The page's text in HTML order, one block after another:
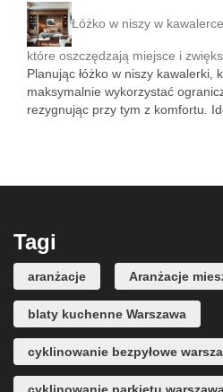
Łóżko w niszy w
które oszczędzają miejsce i
Planując łóżko w niszy kawalerki,
maksymalnie wykorzystać
rezygnując przy tym z komfortu.
Tagi
aranżacje Aranżacje
blaty kuchenne Warszawa
cyklinowanie bezpyłowe